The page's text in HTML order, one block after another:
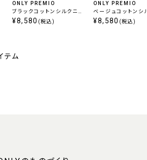
ONLY PREMIO
ブラックコットンシルクニッ
トタイ
¥8,580 (税込)
ONLY PREMIO
ベージュコットンシ
トタイ
¥8,580 (税込)
テム